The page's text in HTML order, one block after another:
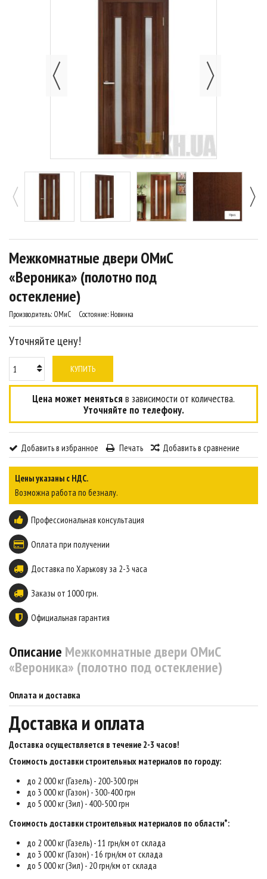
Межкомнатные двери ОМиС
«Вероника» (полотно под
остекление)
Производитель: ОМиС Состояние: Новинка
Уточняйте цену!
КУПИТЬ
Цена может меняться в зависимости от количества.
Уточняйте по телефону.
Добавить в избранное Печать Добавить в сравнение
Цены указаны с НДС.
Возможна работа по безналу.
Профессиональная консультация
Оплата при получении
Доставка по Харькову за 2-3 часа
Заказы от 1000 грн.
Официальная гарантия
Описание Межкомнатные двери ОМиС
«Вероника» (полотно под остекление)
Оплата и доставка
Доставка и оплата
Доставка осуществляется в течение 2-3 часов!
Стоимость доставки строительных материалов по городу:
до 2 000 кг (Газель) - 200-300 грн
до 3 000 кг (Газон) - 300-400 грн
до 5 000 кг (Зил) - 400-500 грн
Стоимость доставки строительных материалов по области*:
до 2 000 кг (Газель) - 11 грн/км от склада
до 3 000 кг (Газон) - 16 грн/км от склада
до 5 000 кг (Зил) - 20 грн/км от склада